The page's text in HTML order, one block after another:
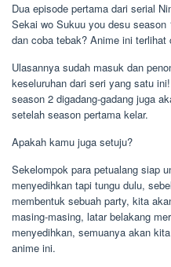
Dua episode pertama dari serial
Sekai wo Sukuu you desu season
dan coba tebak? Anime ini
Ulasannya sudah masuk dan
keseluruhan dari seri yang satu
season 2 digadang-gadang juga
setelah season pertama kelar.
Apakah kamu juga setuju?
Sekelompok para petualang siap
menyedihkan tapi tungu dulu,
membentuk sebuah party, kita
masing-masing, latar belakang
menyedihkan, semuanya akan
anime ini.